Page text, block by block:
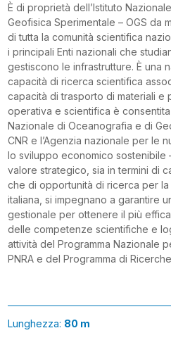
È di proprietà dell’Istituto
Geofisica Sperimentale – OGS da
di tutta la comunità scientifica
i principali Enti nazionali che
gestiscono le infrastrutture. È una
capacità di ricerca scientifica
capacità di trasporto di materiali e
operativa e scientifica è
Nazionale di Oceanografia e di
CNR e l’Agenzia nazionale per le
lo sviluppo economico sostenibile
valore strategico, sia in termini di
che di opportunità di ricerca per
italiana, si impegnano a garantire
gestionale per ottenere il più
delle competenze scientifiche e
attività del Programma Nazionale
PNRA e del Programma di
Lunghezza: 80 m